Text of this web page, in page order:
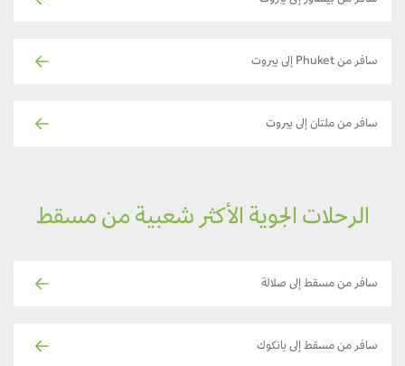
سافر من Phuket إلى بيروت
سافر من ملتان إلى بيروت
الرحلات الجوية الأكثر شعبية من مسقط
سافر من مسقط إلى صلالة
سافر من مسقط إلى بانكوك